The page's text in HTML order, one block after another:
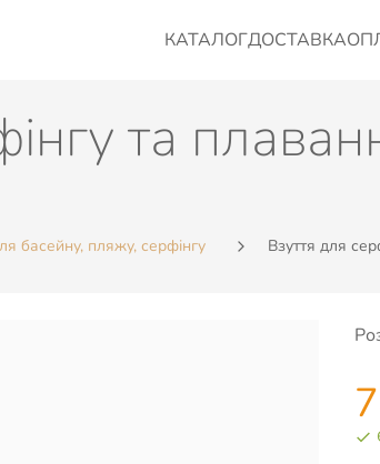
КАТАЛОГДОСТАВКА
та
басейну, пляжу, серфінгу Взуття для